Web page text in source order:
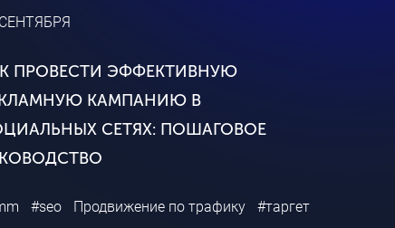
ПРОВЕСТИ ЭФФЕКТИВНУЮ
КАМПАНИЮ В
СЕТЯХ: ПОШАГОВОЕ
#seo Продвижение по трафику #таргет